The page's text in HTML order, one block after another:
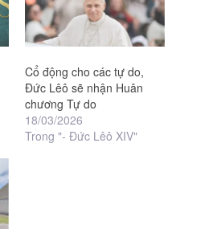
Cổ động cho các tự do,
Đức Lêô sẽ nhận Huân
chương Tự do
18/03/2026
Trong "- Đức Lêô XIV"